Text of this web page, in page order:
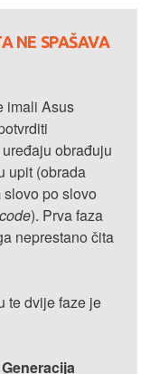
NE SPAŠAVA
imali Asus
obrađuju
upit (obrada
slovo po slovo
). Prva faza
neprestano čita
te dvije faze je